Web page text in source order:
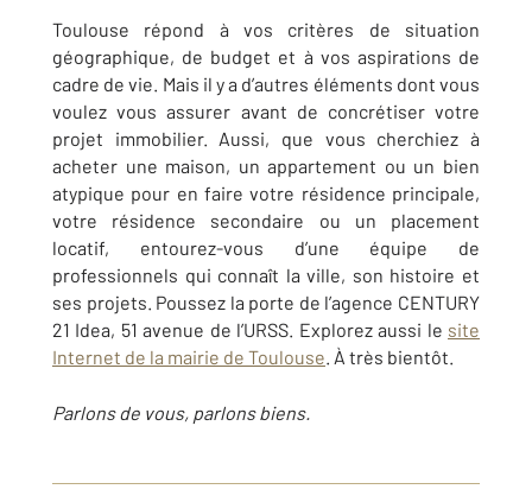
Toulouse répond à vos critères de situation
géographique, de budget et à vos aspirations de
cadre de vie. Mais il y a d’autres éléments dont vous
voulez vous assurer avant de concrétiser votre
projet immobilier. Aussi, que vous cherchiez à
acheter une maison, un appartement ou un bien
atypique pour en faire votre résidence principale,
votre résidence secondaire ou un placement
locatif, entourez-vous d’une équipe de
professionnels qui connaît la ville, son histoire et
ses projets. Poussez la porte de l’agence CENTURY
21 Idea, 51 avenue de l’URSS. Explorez aussi le site
Internet de la mairie de Toulouse. À très bientôt.
Parlons de vous, parlons biens.